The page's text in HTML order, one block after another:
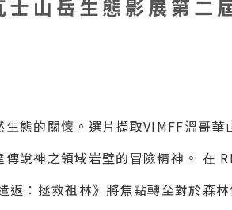
士山岳生態影展第二
態的關懷。選片擷取VIMFF溫哥
說神之領域岩壁的冒險精神。 在
：拯救祖林》將焦點轉至對於森林